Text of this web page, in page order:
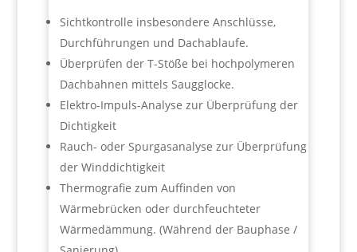
Sichtkontrolle insbesondere Anschlüsse,
Durchführungen und Dachablaufe.
Überprüfen der T-Stöße bei hochpolymeren
Dachbahnen mittels Saugglocke.
Elektro-Impuls-Analyse zur Überprüfung der
Dichtigkeit
Rauch- oder Spurgasanalyse zur Überprüfung
der Winddichtigkeit
Thermografie zum Auffinden von
Wärmebrücken oder durchfeuchteter
Wärmedämmung. (Während der Bauphase /